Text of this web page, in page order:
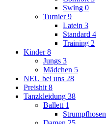
Swing 0
Turnier9
Latein 3
Standard 4
Training 2
Kinder8
Jungs 3
Mädchen 5
NEU bei uns 28
Preishit 8
Tanzkleidung 38
Ballett 1
Strumpfhosen